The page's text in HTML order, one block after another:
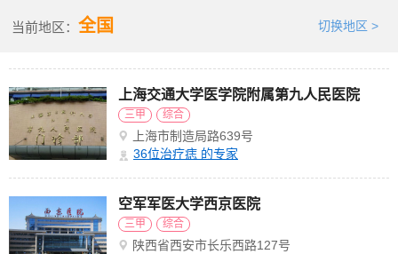
当前地区： 全国 切换地区 >
上海交通大学医学院附属第九人民医院
三甲 综合
上海市制造局路639号
36位治疗痣 的专家
空军军医大学西京医院
三甲 综合
陕西省西安市长乐西路127号